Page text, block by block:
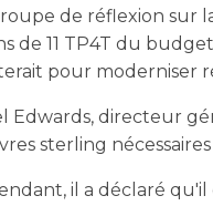
de réflexion sur
de 11 TP4T du
pour moderniser
Edwards, directeur
sterling
il a déclaré